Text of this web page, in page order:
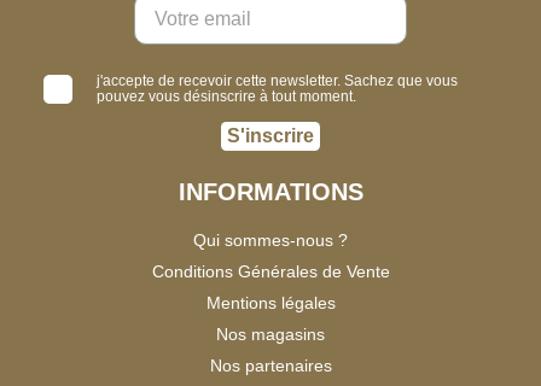
j'accepte de recevoir cette newsletter. Sachez que vous
pouvez vous désinscrire à tout moment.
S'inscrire
INFORMATIONS
Qui sommes-nous ?
Conditions Générales de Vente
Mentions légales
Nos magasins
Nos partenaires